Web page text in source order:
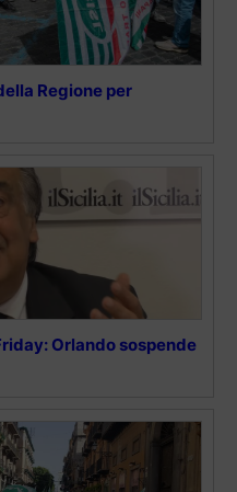
Regione per
Orlando sospende